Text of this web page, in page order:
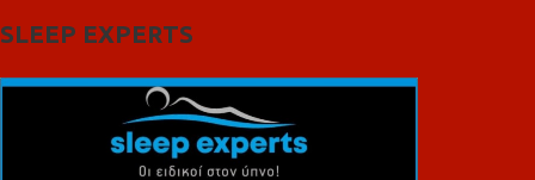
SLEEP EXPERTS